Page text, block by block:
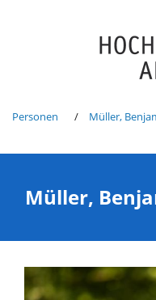
Personen Müller,
Müller,